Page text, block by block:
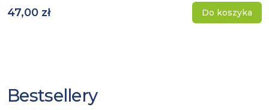
47,00 zł Do koszyka
Bestsellery